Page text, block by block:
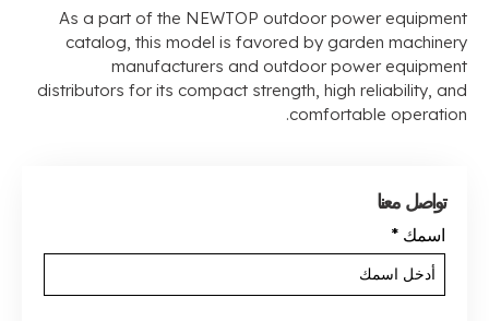
As a part of the NEWTOP outdoor power equipment
catalog, this model is favored by garden machinery
manufacturers and outdoor power equipment
distributors for its compact strength, high reliability, and
comfortable operation
.
تواصل معنا
اسمك *